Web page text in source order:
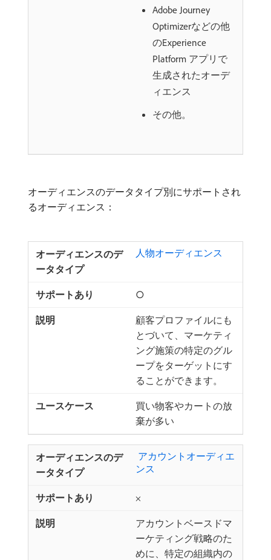
Adobe Journey
Optimizerなどの他
のExperience
Platform アプリで
生成されたオーデ
ィエンス
その他。
オーディエンスのデータタイプ別にサポートされ
るオーディエンス：
人物オーディエンス ​
○
顧客プロファイルにも
とづいて、マーケティ
ング施策の特定のグル
ープをターゲットにす
ることができます。
買い物客やカートの放
棄が多い
​ アカウントオーディエ
ンス ​
×
アカウントベースドマ
ーケティング戦略のた
めに、特定の組織内の